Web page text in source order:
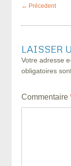
Post
← Précedent
LAISSER
Votre adresse
obligatoires
Commentaire